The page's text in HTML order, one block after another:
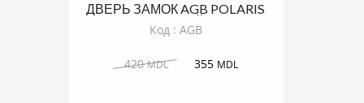
ДВЕРЬ ЗАМОК AGB POLARIS
ЧЕРНЫЙ
Код : AGB
420MDL 355 MDL